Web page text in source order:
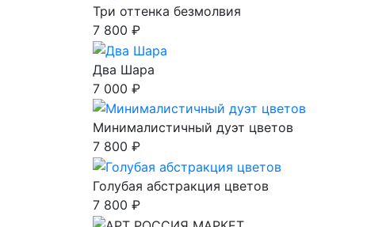
Три оттенка безмолвия
7 800 ₽
Два Шара
7 000 ₽
Минималистичный дуэт цветов
7 800 ₽
Голубая абстракция цветов
7 800 ₽